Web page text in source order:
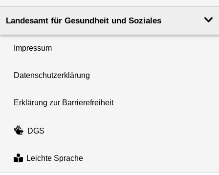
Landesamt für Gesundheit und Soziales
Impressum
Datenschutzerklärung
Erklärung zur Barrierefreiheit
DGS
Leichte Sprache